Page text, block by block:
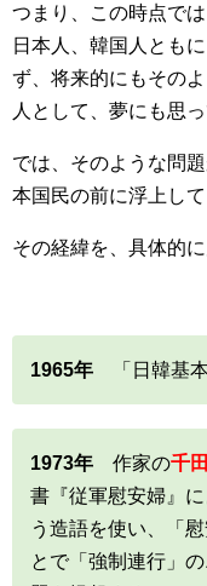
つまり、この時点で
日本人、韓国人とも
ず、将来的にもその
人として、夢にも思
では、そのような問
本国民の前に浮上し
その経緯を、具体的
1965年 「日韓基本
1973年 作家の千
書『従軍慰安婦』
う造語を使い、「
とで「強制連行」